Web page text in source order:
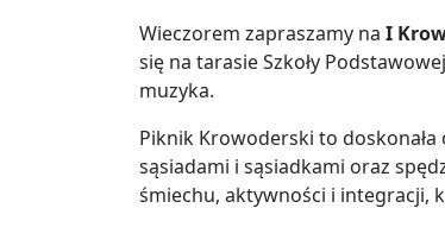
Wieczorem zapraszamy na I
się na tarasie Szkoły
muzyka.
Piknik Krowoderski to
sąsiadami i sąsiadkami oraz
śmiechu, aktywności i integracji,